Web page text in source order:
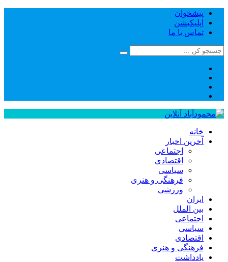
پیشخوان
اپلیکیشن
تماس با ما
خانه
آخرین اخبار
اجتماعی
اقتصادی
سیاسی
فرهنگی و هنری
ورزشی
ایران
بین الملل
اجتماعی
سیاسی
اقتصادی
فرهنگی و هنری
یادداشت